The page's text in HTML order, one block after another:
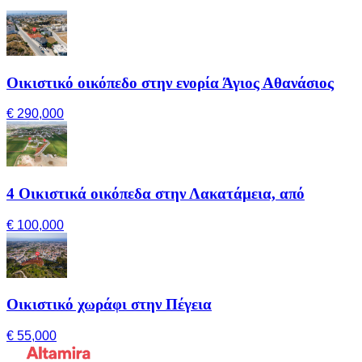
Οικιστικό οικόπεδο στην ενορία Άγιος Αθανάσιος
€ 290,000
4 Οικιστικά οικόπεδα στην Λακατάμεια, από
€ 100,000
Οικιστικό χωράφι στην Πέγεια
€ 55,000